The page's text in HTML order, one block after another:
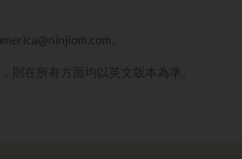
則在所有方面均以英文版本為準。